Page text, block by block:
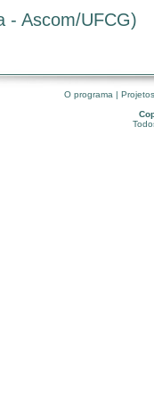
- Ascom/UFCG)
O programa | Projetos